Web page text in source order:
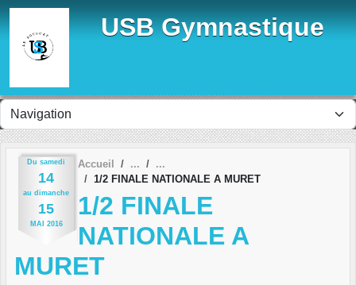
USB Gymnastique
Du samedi
14
au dimanche
15
MAI 2016
Accueil
1/2 FINALE NATIONALE A MURET
1/2 FINALE
NATIONALE A
MURET
Panneau de gestion des cookies